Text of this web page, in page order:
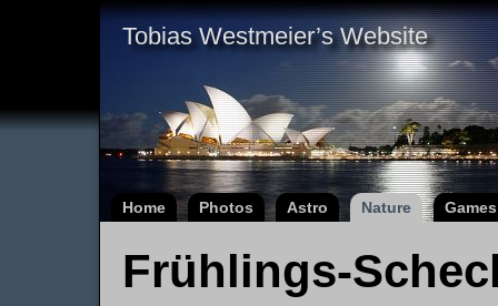
Tobias Westmeier’s Website
Home Photos Astro Nature Games
Frühlings-